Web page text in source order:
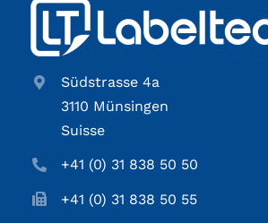
Südstrasse 4a
3110 Münsingen
Suisse
+41 (0) 31 838 50 50
+41 (0) 31 838 50 55